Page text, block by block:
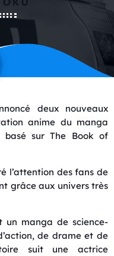
deux nouveaux
anime du manga
basé surThe Book of
l’attention des fans de
grâce aux univers très
un manga de science-
de drame et de
suit une actrice